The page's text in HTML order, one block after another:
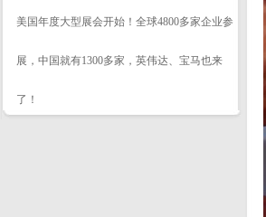
美国年度大型展会开始！全球4800多家企业参
展，中国就有1300多家，英伟达、宝马也来
了！